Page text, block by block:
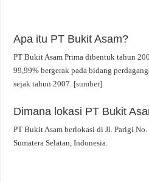
Apa itu PT Bukit Asam?
PT Bukit Asam Prima dibentuk tahun
99,99% bergerak pada bidang
sejak tahun 2007. [sumber]
Dimana lokasi PT Bukit
PT Bukit Asam berlokasi di Jl. Parigi
Sumatera Selatan, Indonesia.